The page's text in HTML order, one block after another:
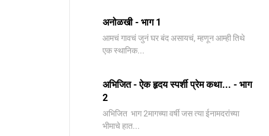
अनोळखी - भाग 1
आमचं गावचं जुनं घर बंद असायचं, म्हणून आम्ही तिथे
एक स्थानिक...
अभिजित - ऐक हृदय स्पर्शी प्रेम कथा... - भाग
2
️अभिजित ️ भाग 2मागच्या वर्षी जस त्या ईनामदरांच्या
भीमाचे हात...